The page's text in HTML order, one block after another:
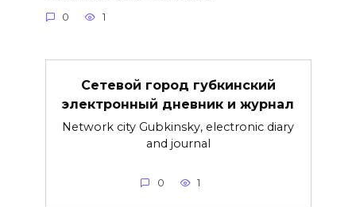
0 1
Сетевой город губкинский
электронный дневник и журнал
Network city Gubkinsky, electronic diary
and journal
0 1